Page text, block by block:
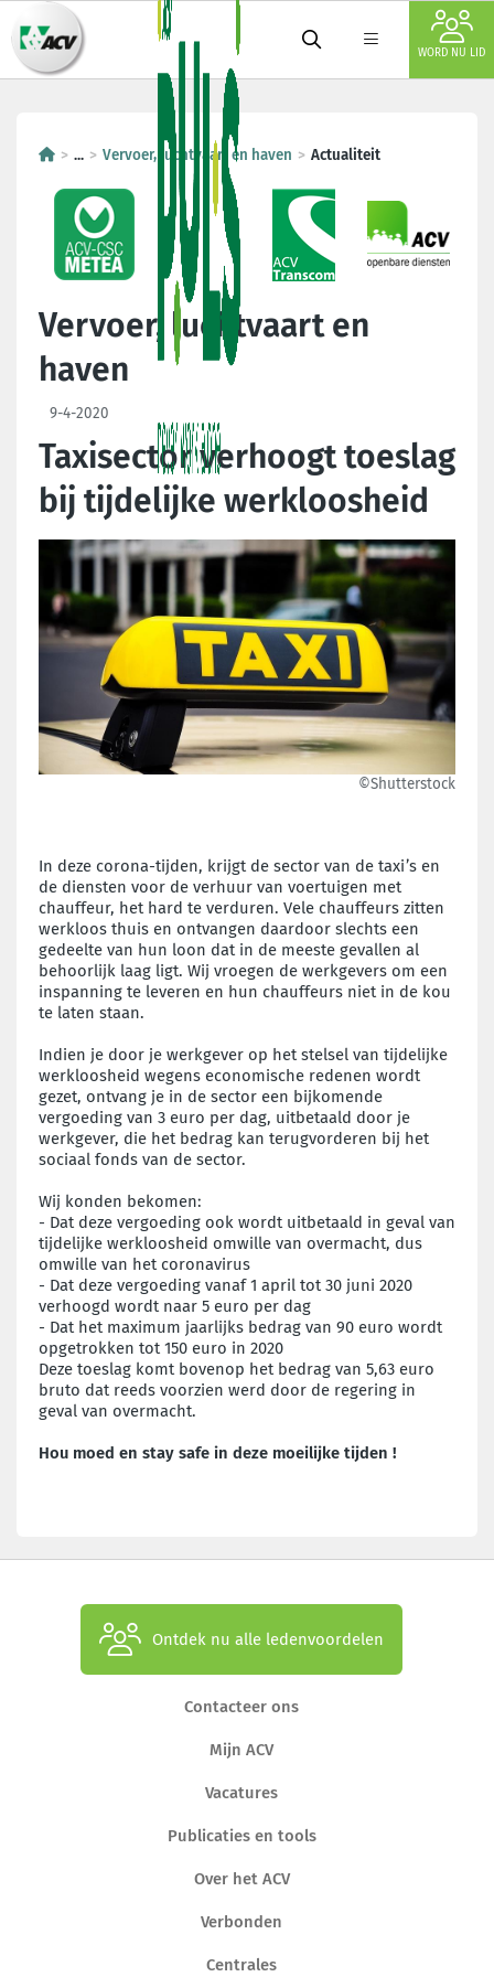
WORD NU LID
... Vervoer, luchtvaart en haven Actualiteit
Vervoer, luchtvaart en
haven
9-4-2020
Taxisector verhoogt toeslag
bij tijdelijke werkloosheid
©Shutterstock
In deze corona-tijden, krijgt de sector van de taxi’s en
de diensten voor de verhuur van voertuigen met
chauffeur, het hard te verduren. Vele chauffeurs zitten
werkloos thuis en ontvangen daardoor slechts een
gedeelte van hun loon dat in de meeste gevallen al
behoorlijk laag ligt. Wij vroegen de werkgevers om een
inspanning te leveren en hun chauffeurs niet in de kou
te laten staan.
Indien je door je werkgever op het stelsel van tijdelijke
werkloosheid wegens economische redenen wordt
gezet, ontvang je in de sector een bijkomende
vergoeding van 3 euro per dag, uitbetaald door je
werkgever, die het bedrag kan terugvorderen bij het
sociaal fonds van de sector.
Wij konden bekomen:
- Dat deze vergoeding ook wordt uitbetaald in geval van
tijdelijke werkloosheid omwille van overmacht, dus
omwille van het coronavirus
- Dat deze vergoeding vanaf 1 april tot 30 juni 2020
verhoogd wordt naar 5 euro per dag
- Dat het maximum jaarlijks bedrag van 90 euro wordt
opgetrokken tot 150 euro in 2020
Deze toeslag komt bovenop het bedrag van 5,63 euro
bruto dat reeds voorzien werd door de regering in
geval van overmacht.
Hou moed en stay safe in deze moeilijke tijden !
Ontdek nu alle ledenvoordelen
Contacteer ons
Mijn ACV
Vacatures
Publicaties en tools
Over het ACV
Verbonden
Centrales